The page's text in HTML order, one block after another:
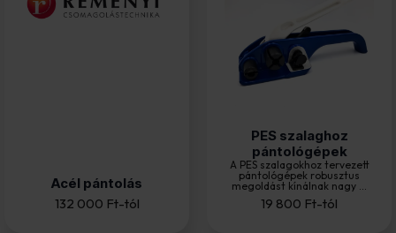
Acél pántolás
132 000 Ft-tól
PES szalaghoz
pántológépek
A PES szalagokhoz tervezett
pántológépek robusztus
megoldást kínálnak nagy ...
19 800 Ft-tól